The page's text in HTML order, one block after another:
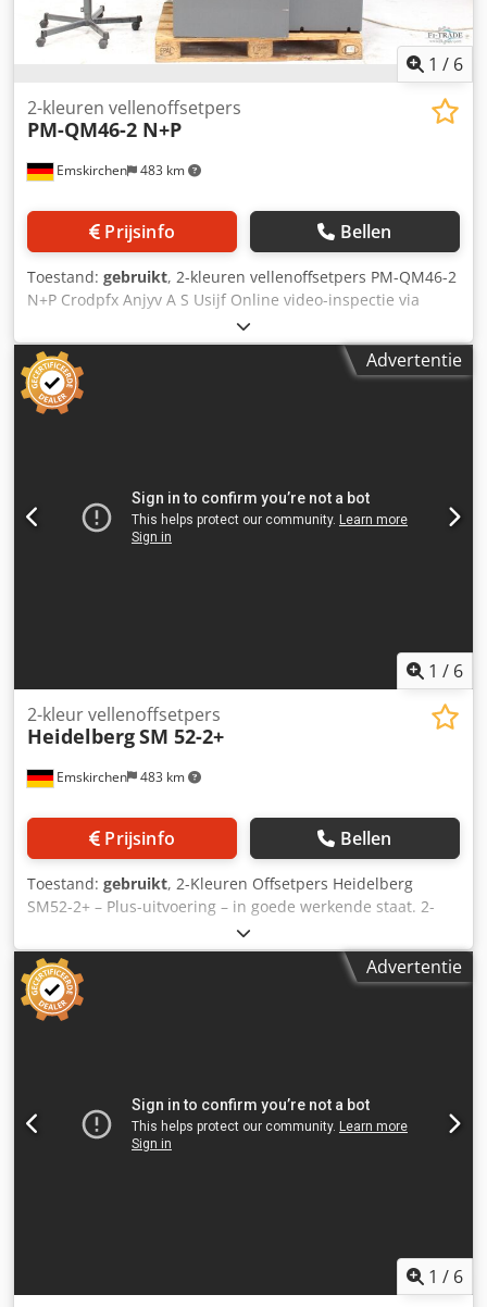
1 / 6
Emskirchen 483 km
2-kleuren vellenoffsetpers
PM-QM46-2 N+P
Prijsinfo Bellen
Toestand: gebruikt, 2-kleuren vellenoffsetpers PM-QM46-2
N+P Crodpfx Anjyv A S Usijf Online video-inspectie via
WhatsApp, MS Zoom of Telegram Op voorraad in
Emskirchen/Nürnberg - Direct beschikbaar - Kan getest
worden
Advertentie
1 / 6
Emskirchen 483 km
2-kleur vellenoffsetpers
HeidelbergSM 52-2+
Prijsinfo Bellen
Toestand: gebruikt, 2-Kleuren Offsetpers Heidelberg
SM52-2+ – Plus-uitvoering – in goede werkende staat. 2-
kleuren offsetpers Heidelberg SM52-2+ Bouwjaar: 2005 –
Serienummer: 207354 Aantal afdrukken: 46 miljoen
Formaat: min. 105 x 145 mm – max. 370 x 520 mm
Papierdikte: 0,06 – 0,4 mm Vochtigingssysteem: Alcolor met
Baldwin-koeling CP-Tronic Autoplate Plus-uitvoering
inbegrepen Online video-inspectie mogelijk via WhatsApp
– MS Zoom – Telegram Op voorraad in
Emskirchen/Nürnberg – direct beschikbaar – test mogelijk
Advertentie
1 / 6